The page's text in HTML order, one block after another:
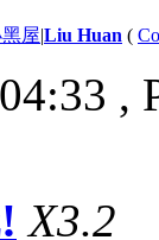
屋|Liu Huan (
,
X3.2